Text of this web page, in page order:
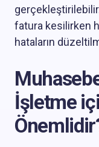
fatura kesilirken
hataların
İşletme